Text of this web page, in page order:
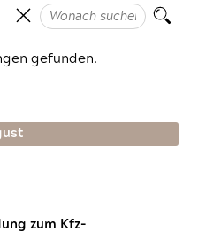
gefunden.
zum Kfz-